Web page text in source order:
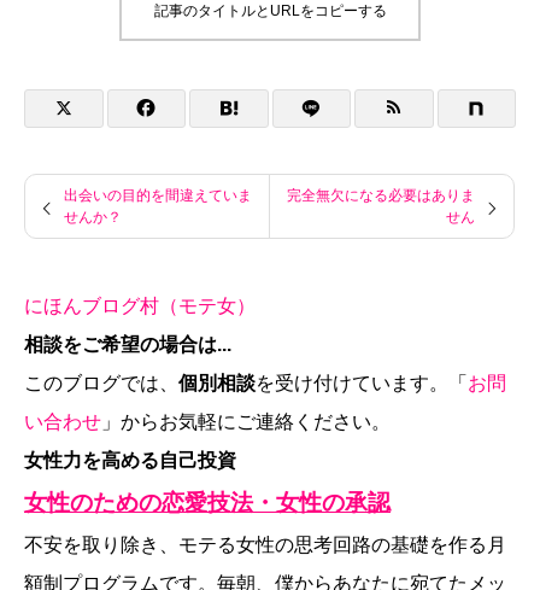
記事のタイトルとURLをコピーする
出会いの目的を間違えていま
せんか？
完全無欠になる必要はありま
せん
にほんブログ村（モテ女）
相談をご希望の場合は...
このブログでは、 個別相談を受け付けています。「 お問
い合わせ 」からお気軽にご連絡ください。
女性力を高める自己投資
女性のための恋愛技法・女性の承認
不安を取り除き、モテる女性の思考回路の基礎を作る月
額制プログラムです。毎朝、僕からあなたに宛てたメッ